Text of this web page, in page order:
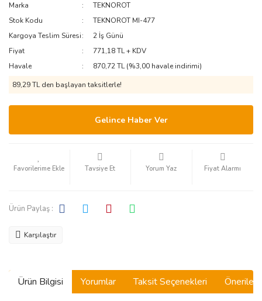
Marka
TEKNOROT
Stok Kodu
TEKNOROT MI-477
Kargoya Teslim Süresi
2 İş Günü
Fiyat
771,18 TL + KDV
Havale
870,72 TL (%3,00 havale indirimi)
89,29 TL den başlayan taksitlerle!
Gelince Haber Ver
Tavsiye Et Yorum Yaz Fiyat Alarmı
Ürün Paylaş :
Karşılaştır
Ürün Bilgisi Yorumlar Taksit Seçenekleri